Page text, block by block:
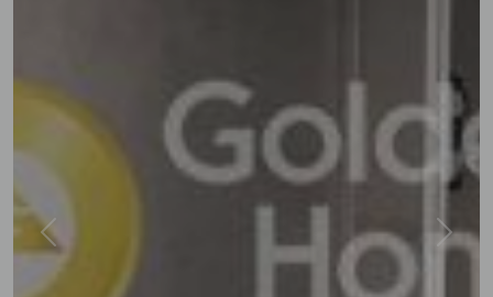
Previous Next